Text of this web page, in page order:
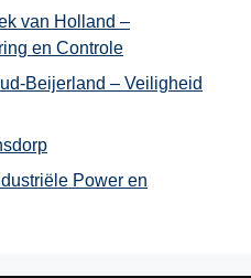
van Holland –
en Controle
Beijerland – Veiligheid
Power en